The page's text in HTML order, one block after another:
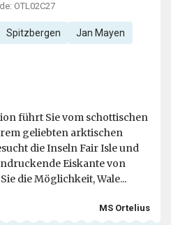
OTL02C27
Spitzbergen Jan Mayen
führt Sie vom schottischen
geliebten arktischen
die Inseln Fair Isle und
Eiskante von
die Möglichkeit, Wale...
MS Ortelius